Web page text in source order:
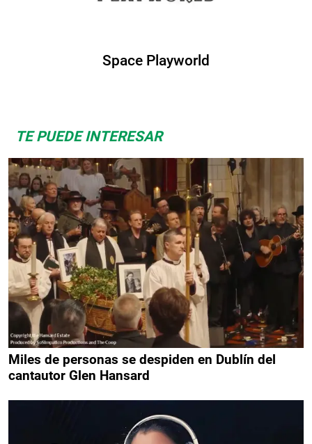
Space Playworld
TE PUEDE INTERESAR
Miles de personas se despiden en Dublín del
cantautor Glen Hansard